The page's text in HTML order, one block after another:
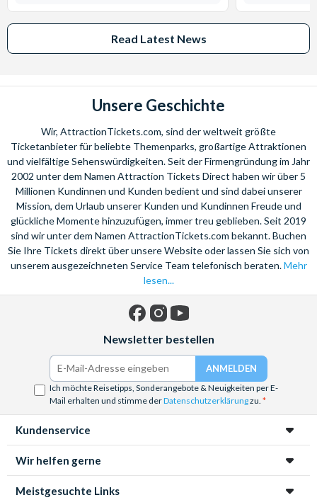
Read Latest News
Unsere Geschichte
Wir, AttractionTickets.com, sind der weltweit größte
Ticketanbieter für beliebte Themenparks, großartige Attraktionen
und vielfältige Sehenswürdigkeiten. Seit der Firmengründung im Jahr
2002 unter dem Namen Attraction Tickets Direct haben wir über 5
Millionen Kundinnen und Kunden bedient und sind dabei unserer
Mission, dem Urlaub unserer Kunden und Kundinnen Freude und
glückliche Momente hinzuzufügen, immer treu geblieben. Seit 2019
sind wir unter dem Namen AttractionTickets.com bekannt. Buchen
Sie Ihre Tickets direkt über unsere Website oder lassen Sie sich von
unserem ausgezeichneten Service Team telefonisch beraten.Mehr
lesen...
Newsletter bestellen
Ich möchte Reisetipps, Sonderangebote & Neuigkeiten per E-
Mail erhalten und stimme derDatenschutzerklärungzu.
Kundenservice
Wir helfen gerne
Meistgesuchte Links